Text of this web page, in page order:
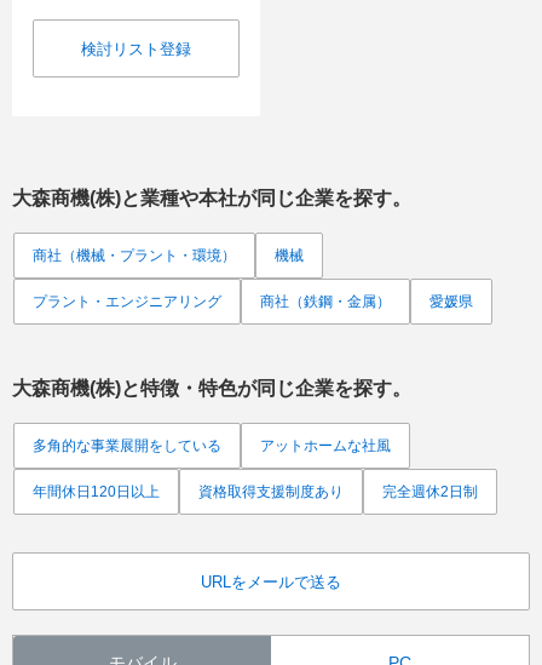
検討リスト登録
大森商機(株)と業種や本社が同じ企業を探す。
商社（機械・プラント・環境） 機械
プラント・エンジニアリング 商社（鉄鋼・金属） 愛媛県
大森商機(株)と特徴・特色が同じ企業を探す。
多角的な事業展開をしている アットホームな社風
年間休日120日以上 資格取得支援制度あり 完全週休2日制
URLをメールで送る